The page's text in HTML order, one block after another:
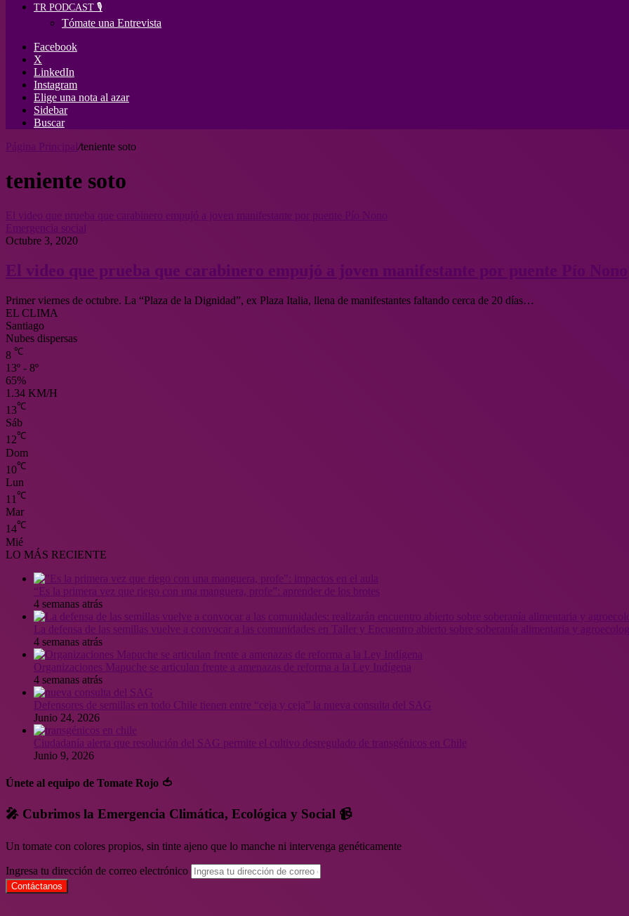
TR PODCAST 🎙️
Tómate una Entrevista
Facebook
X
LinkedIn
Instagram
Elige una nota al azar
Sidebar
Buscar
Página Principal /teniente soto
teniente soto
El video que prueba que carabinero empujó a joven manifestante por puente Pío Nono
Emergencia social
Octubre 3, 2020
El video que prueba que carabinero empujó a joven manifestante por puente Pío Nono
Primer viernes de octubre. La “Plaza de la Dignidad”, ex Plaza Italia, llena de manifestantes faltando cerca de 20 días…
EL CLIMA
Santiago
Nubes dispersas
8 ℃
13º - 8º
65%
1.34 KM/H
13℃
Sáb
12℃
Dom
10℃
Lun
11 ℃
Mar
14℃
Mié
LO MÁS RECIENTE
“Es la primera vez que riego con una manguera, profe”: aprender de los brotes
4 semanas atrás
La defensa de las semillas vuelve a convocar a las comunidades en Taller y Encuentro abierto sobre soberanía alimentaria y
4 semanas atrás
Organizaciones Mapuche se articulan frente a amenazas de reforma a la Ley Indígena
4 semanas atrás
Defensores de semillas en todo Chile tienen entre “ceja y ceja” la nueva consulta del SAG
Junio 24, 2026
Ciudadanía alerta que resolución del SAG permite el cultivo desregulado de transgénicos en Chile
Junio 9, 2026
Únete al equipo de Tomate Rojo 🍅
🎤 Cubrimos la Emergencia Climática, Ecológica y Social 📹
Un tomate con colores propios, sin tinte ajeno que lo manche ni intervenga genéticamente
Ingresa tu dirección de correo electrónico